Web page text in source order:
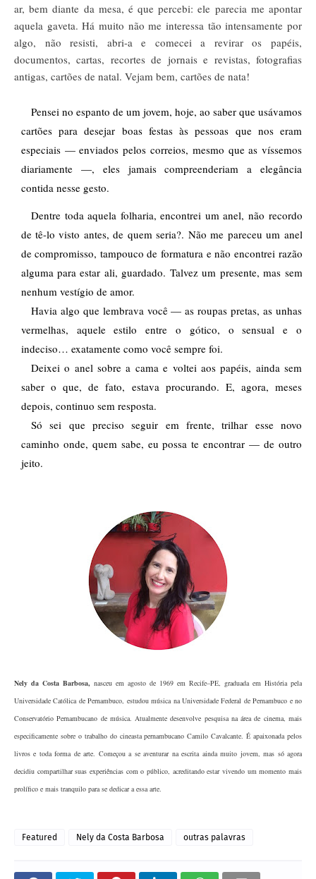
ar, bem diante da mesa, é que percebi: ele parecia me apontar
aquela gaveta. Há muito não me interessa tão intensamente por
algo, não resisti, abri-a e comecei a revirar os papéis,
documentos, cartas, recortes de jornais e revistas, fotografias
antigas, cartões de natal. Vejam bem, cartões de nata!
Pensei no espanto de um jovem, hoje, ao saber que usávamos
cartões para desejar boas festas às pessoas que nos eram
especiais — enviados pelos correios, mesmo que as víssemos
diariamente —, eles jamais compreenderiam a elegância
contida nesse gesto.
Dentre toda aquela folharia, encontrei um anel, não recordo
de tê-lo visto antes, de quem seria?. Não me pareceu um anel
de compromisso, tampouco de formatura e não encontrei razão
alguma para estar ali, guardado. Talvez um presente, mas sem
nenhum vestígio de amor.
Havia algo que lembrava você — as roupas pretas, as unhas
vermelhas, aquele estilo entre o gótico, o sensual e o
indeciso… exatamente como você sempre foi.
Deixei o anel sobre a cama e voltei aos papéis, ainda sem
saber o que, de fato, estava procurando. E, agora, meses
depois, continuo sem resposta.
Só sei que preciso seguir em frente, trilhar esse novo
caminho onde, quem sabe, eu possa te encontrar — de outro
jeito.
Nely da Costa Barbosa, nasceu em agosto de 1969 em Recife–PE, graduada em História pela
Universidade Católica de Pernambuco, estudou música na Universidade Federal de Pernambuco e no
Conservatório Pernambucano de música. Atualmente desenvolve pesquisa na área de cinema, mais
especificamente sobre o trabalho do cineasta pernambucano Camilo Cavalcante. É apaixonada pelos
livros e toda forma de arte. Começou a se aventurar na escrita ainda muito jovem, mas só agora
decidiu compartilhar suas experiências com o público, acreditando estar vivendo um momento mais
prolífico e mais tranquilo para se dedicar a essa arte.
Featured Nely da Costa Barbosa outras palavras